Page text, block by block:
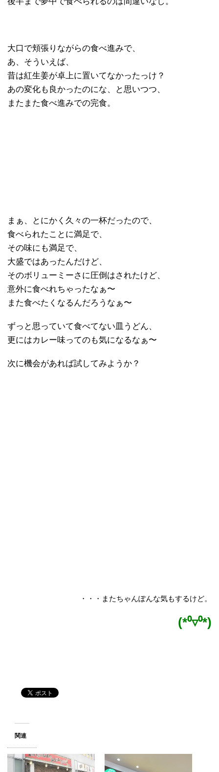
大口で頬張りながらの食べ進みで、
あ、そういえば、
昔は紅生姜が卓上に置いてなかったっけ？
あの変化も良かったのにな、と思いつつ、
またまた食べ進みでの完食。
まぁ、とにかく久々の一杯だったので、
食べられたことに満足で、
その味にも満足で、
大盛ではあったんだけど、
そのボリューミーさに圧倒はされたけど、
意外に食べれちゃったなぁ〜
また食べたくなるんだろうなぁ〜
ずっと思っていて食べてない皿うどん、
更にはカレー味ってのも気になるなぁ〜
次に機会があれば試してみようか？
・・・またちゃんぽんな気もするけど。
(*⁰▿⁰*)
関連